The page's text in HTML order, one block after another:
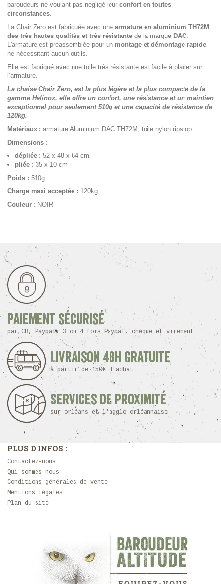
baroudeurs ne voulant pas négligé leur confort en toutes
circonstances
La Chair Zero est fabriquée avec une armature en aluminium TH72M
des très hautes qualités et très résistante de la marque DAC
L'armature est préassemblée pour un montage et démontage rapide
ne nécessitant aucun outils.
Elle est fabriqué avec une toile très résistante est facile à placer sur
l’armature.
La chaise Chair Zero, est la plus légère et la plus compacte de la
gamme Helinox, elle offre un confort, une résistance et un maintien
exceptionnel pour seulement 510g et une capacité de résistance de
120kg.
Matériaux : armature Aluminium DAC TH72M, toile nylon ripstop
Dimensions :
dépliée : 52 x 48 x 64 cm
pliée : 35 x 10 cm
Poids : 510g
Charge maxi acceptée : 120kg
Couleur : NOIR
Paiement sécurisé
par CB, Paypal, 3 ou 4 fois Paypal, chèque et virement
Livraison 48h Gratuite
à partir de 150€ d'achat
Services de proximité
sur orléans et l'agglo orléannaise
PLUS D'INFOS :
Contactez-nous
Qui sommes nous
Conditions générales de vente
Mentions légales
Plan du site